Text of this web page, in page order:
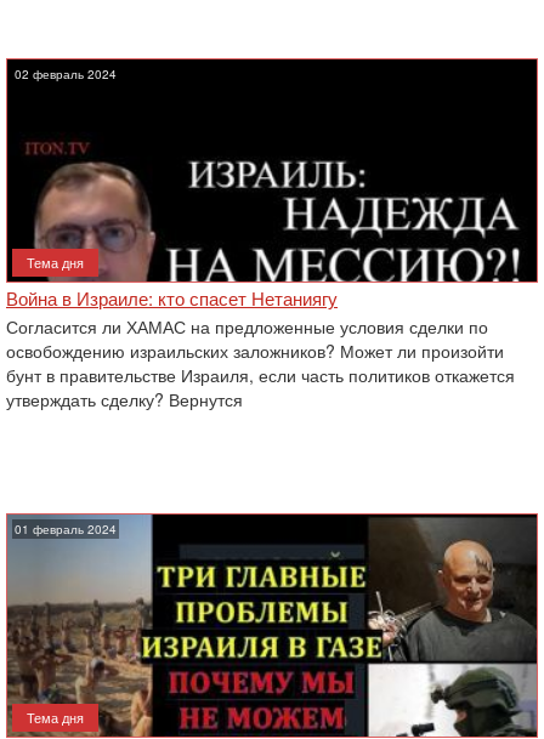
02 февраль 2024
Тема дня
Война в Израиле: кто спасет Нетаниягу
Согласится ли ХАМАС на предложенные условия сделки по
освобождению израильских заложников? Может ли произойти
бунт в правительстве Израиля, если часть политиков откажется
утверждать сделку? Вернутся
01 февраль 2024
Тема дня